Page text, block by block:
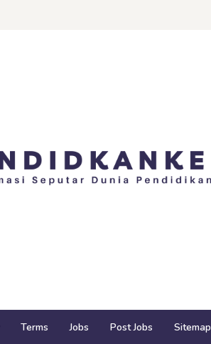
Terms Jobs Post Jobs Sitemap